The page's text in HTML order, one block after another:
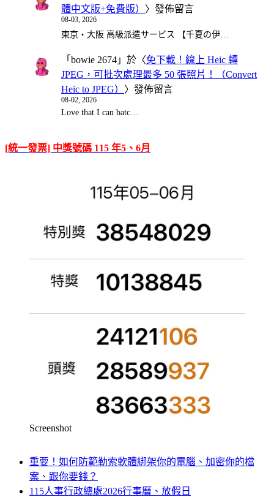
體中文版+免費版） 〉發佈留言
08-03, 2026
東京・大阪 高級派遣サービス 【千夏の伊…
「 bowie 2674 」於〈免下載！線上 Heic 轉
JPEG，可批次處理最多 50 張照片！（Convert
Heic to JPEG） 〉發佈留言
08-02, 2026
Love that I can batc…
[統一發票] 中獎號碼 115 年5、6月
Screenshot
重要！如何防範勒索軟體綁架你的電腦、加密你的檔
案、跟你要錢？
115人事行政總處2026行事曆、放假日